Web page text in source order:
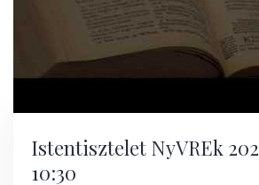
Istentisztelet NyVREk
10:30